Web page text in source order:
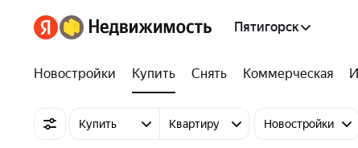
Пятигорск
Новостройки Купить Снять Коммерческая
Купить Квартиру Новостройки